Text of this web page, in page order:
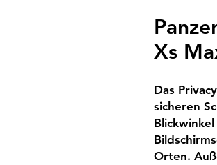
Xs
Das
sicheren
Orten.